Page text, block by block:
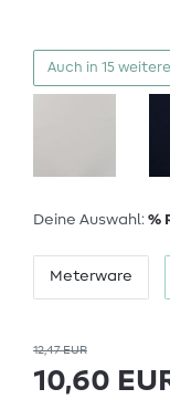
Auch in 15
Deine Auswahl: %
Meterware
12,47 EUR
10,60